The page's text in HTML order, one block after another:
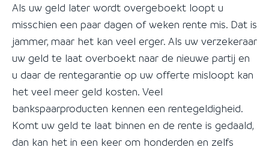
Als uw geld later wordt overgeboekt loopt u
misschien een paar dagen of weken rente mis. Dat is
jammer, maar het kan veel erger. Als uw verzekeraar
uw geld te laat overboekt naar de nieuwe partij en
u daar de rentegarantie op uw offerte misloopt kan
het veel meer geld kosten. Veel
bankspaarproducten kennen een rentegeldigheid.
Komt uw geld te laat binnen en de rente is gedaald,
dan kan het in een keer om honderden en zelfs